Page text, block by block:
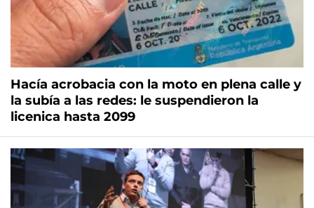
Hacía acrobacia con la moto en plena calle y
la subía a las redes: le suspendieron la
licenica hasta 2099